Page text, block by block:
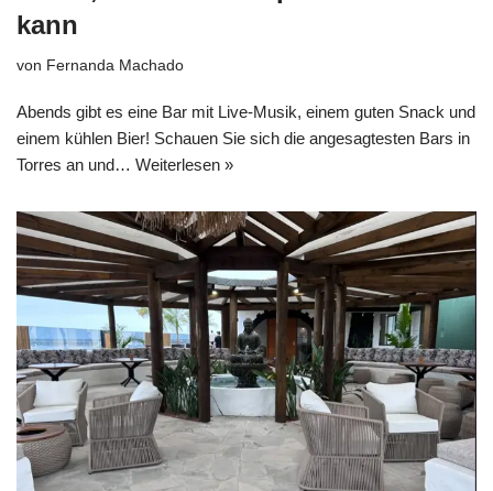
kann
von Fernanda Machado
Abends gibt es eine Bar mit Live-Musik, einem guten Snack und
einem kühlen Bier! Schauen Sie sich die angesagtesten Bars in
Torres an und… Weiterlesen »